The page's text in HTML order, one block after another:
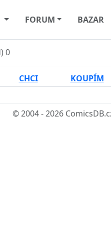
FORUM BAZAR
0
CHCI KOUPÍM
© 2004 - 2026